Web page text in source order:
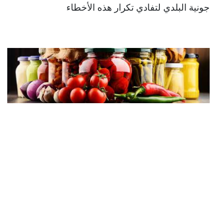
جونية البلدي لتفادي تكرار هذه الأخطاء